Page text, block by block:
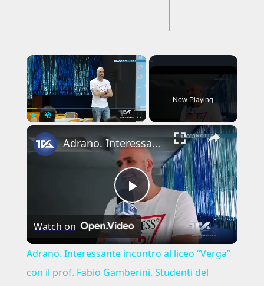
×
Now Playing
×
Play
Video
Adrano. Interessante incontro al liceo “Verga” con il prof. Fabio Gamberini. Studenti del Linguistic
Watch on
Adrano. Interessante incontro al liceo “Verga”
con il prof. Fabio Gamberini. Studenti del